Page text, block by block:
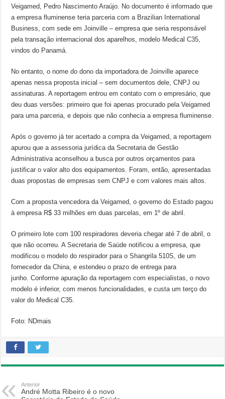
Veigamed, Pedro Nascimento Araújo. No documento é informado que
a empresa fluminense teria parceria com a Brazilian International
Business, com sede em Joinville – empresa que seria responsável
pela transação internacional dos aparelhos, modelo Medical C35,
vindos do Panamá.
No entanto, o nome do dono da importadora de Joinville aparece
apenas nessa proposta inicial – sem documentos dele, CNPJ ou
assinaturas. A reportagem entrou em contato com o empresário, que
deu duas versões: primeiro que foi apenas procurado pela Veigamed
para uma parceria, e depois que não conhecia a empresa fluminense.
Após o governo já ter acertado a compra da Veigamed, a reportagem
apurou que a assessoria jurídica da Secretaria de Gestão
Administrativa aconselhou a busca por outros orçamentos para
justificar o valor alto dos equipamentos. Foram, então, apresentadas
duas propostas de empresas sem CNPJ e com valores mais altos.
Com a proposta vencedora da Veigamed, o governo do Estado pagou
à empresa R$ 33 milhões em duas parcelas, em 1º de abril.
O primeiro lote com 100 respiradores deveria chegar até 7 de abril, o
que não ocorreu. A Secretaria de Saúde notificou a empresa, que
modificou o modelo do respirador para o Shangrila 510S, de um
fornecedor da China, e estendeu o prazo de entrega para
junho. Conforme apuração da reportagem com especialistas, o novo
modelo é inferior, com menos funcionalidades, e custa um terço do
valor do Medical C35.
Foto: NDmais
Anterior
André Motta Ribeiro é o novo